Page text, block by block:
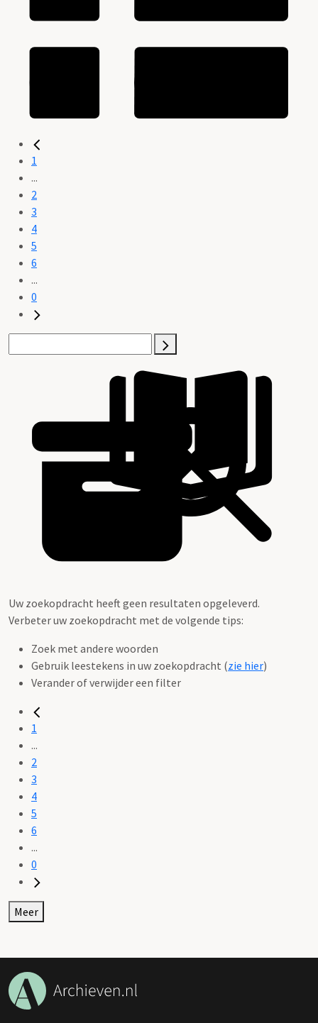
1
...
2
3
4
5
6
...
0
Uw zoekopdracht heeft geen resultaten opgeleverd.
Verbeter uw zoekopdracht met de volgende tips:
Zoek met andere woorden
Gebruik leestekens in uw zoekopdracht (zie hier)
Verander of verwijder een filter
1
...
2
3
4
5
6
...
0
Meer